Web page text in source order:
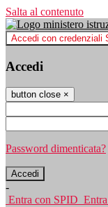
Salta al contenuto
Accedi con credenziali
Accedi
button close ×
Password dimenticata?
-
Entra con SPID